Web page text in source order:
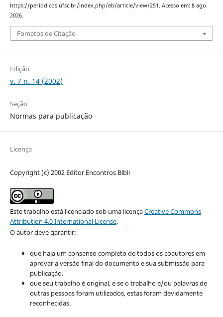
https://periodicos.ufsc.br/index.php/eb/article/view/251. Acesso em: 8 ago.
2026.
Fomatos de Citação
Edição
v. 7 n. 14 (2002)
Seção
Normas para publicação
Licença
Copyright (c) 2002 Editor Encontros Bibli
Este trabalho está licenciado sob uma licençaCreative Commons
Attribution 4.0 International License.
O autor deve garantir:
que haja um consenso completo de todos os coautores em
aprovar a versão final do documento e sua submissão para
publicação.
que seu trabalho é original, e se o trabalho e/ou palavras de
outras pessoas foram utilizados, estas foram devidamente
reconhecidas.